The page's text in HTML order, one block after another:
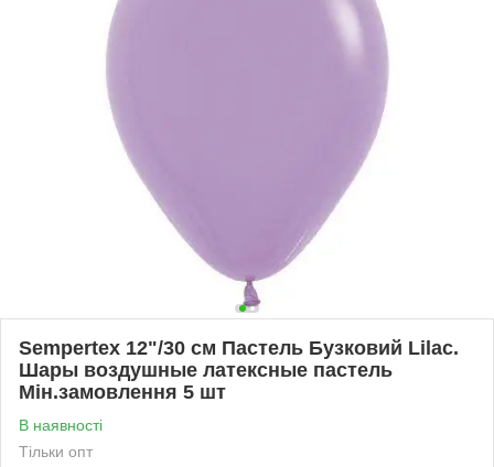
Sempertex 12"/30 см Пастель Бузковий Lilac.
Шары воздушные латексные пастель
Мін.замовлення 5 шт
В наявності
Тільки опт